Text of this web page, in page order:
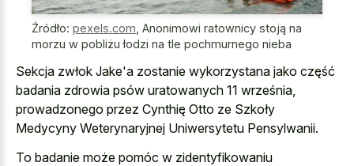
Źródło: pexels.com Anonimowi ratownicy stoją na
morzu w pobliżu łodzi na tle pochmurnego nieba
Sekcja zwłok Jake'a zostanie wykorzystana jako część
badania zdrowia psów uratowanych 11 września,
prowadzonego przez Cynthię Otto ze Szkoły
Medycyny Weterynaryjnej Uniwersytetu Pensylwanii.
To badanie może pomóc w zidentyfikowaniu